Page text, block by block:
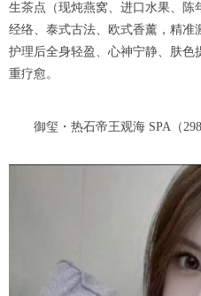
生茶点（现炖燕窝、进口水果、
经络、泰式古法、欧式香薰，精准
护理后全身轻盈、心神宁静、肤色
重疗愈。
御玺・热石帝王观海 SPA（